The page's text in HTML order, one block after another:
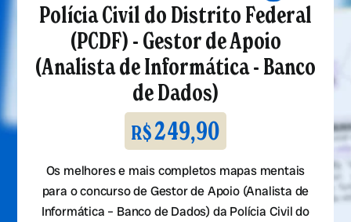
Polícia Civil do Distrito Federal
(PCDF) - Gestor de Apoio
(Analista de Informática - Banco
de Dados)
R$249,90
Os melhores e mais completos mapas mentais
para o concurso de Gestor de Apoio (Analista de
Informática – Banco de Dados) da Polícia Civil do